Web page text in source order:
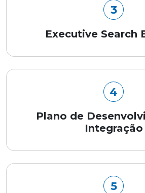
3
Executive Search
4
Plano de
Integração
5